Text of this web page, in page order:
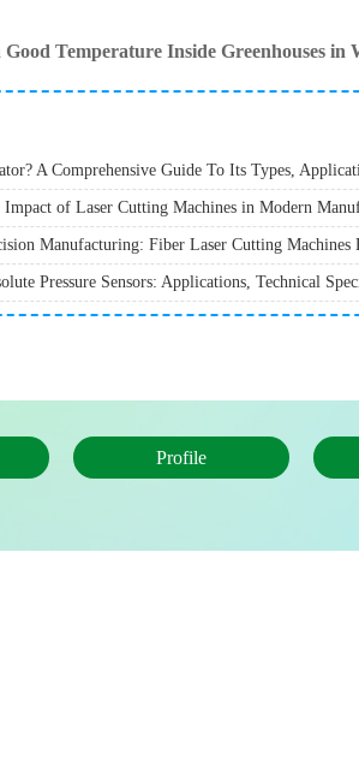
Temperature Inside Greenhouses in
Impact of Laser Cutting Machines in Modern
Profile